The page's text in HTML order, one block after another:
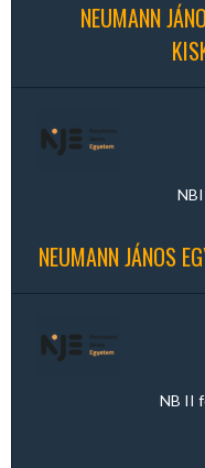
NEUMANN
NEUMANN JÁNOS
NB II